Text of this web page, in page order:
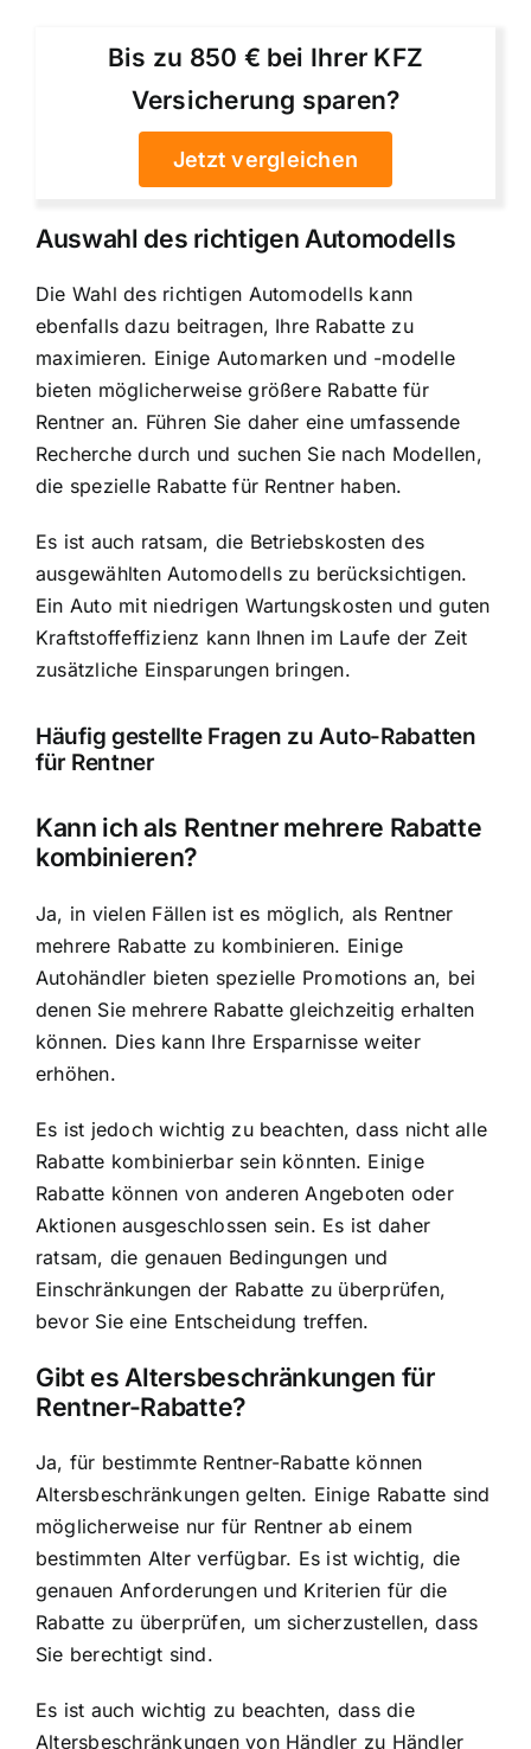
Bis zu 850 € bei Ihrer KFZ
Versicherung sparen?
Jetzt vergleichen
Auswahl des richtigen Automodells
Die Wahl des richtigen Automodells kann
ebenfalls dazu beitragen, Ihre Rabatte zu
maximieren. Einige Automarken und -modelle
bieten möglicherweise größere Rabatte für
Rentner an. Führen Sie daher eine umfassende
Recherche durch und suchen Sie nach Modellen,
die spezielle Rabatte für Rentner haben.
Es ist auch ratsam, die Betriebskosten des
ausgewählten Automodells zu berücksichtigen.
Ein Auto mit niedrigen Wartungskosten und guten
Kraftstoffeffizienz kann Ihnen im Laufe der Zeit
zusätzliche Einsparungen bringen.
Häufig gestellte Fragen zu Auto-Rabatten
für Rentner
Kann ich als Rentner mehrere Rabatte
kombinieren?
Ja, in vielen Fällen ist es möglich, als Rentner
mehrere Rabatte zu kombinieren. Einige
Autohändler bieten spezielle Promotions an, bei
denen Sie mehrere Rabatte gleichzeitig erhalten
können. Dies kann Ihre Ersparnisse weiter
erhöhen.
Es ist jedoch wichtig zu beachten, dass nicht alle
Rabatte kombinierbar sein könnten. Einige
Rabatte können von anderen Angeboten oder
Aktionen ausgeschlossen sein. Es ist daher
ratsam, die genauen Bedingungen und
Einschränkungen der Rabatte zu überprüfen,
bevor Sie eine Entscheidung treffen.
Gibt es Altersbeschränkungen für
Rentner-Rabatte?
Ja, für bestimmte Rentner-Rabatte können
Altersbeschränkungen gelten. Einige Rabatte sind
möglicherweise nur für Rentner ab einem
bestimmten Alter verfügbar. Es ist wichtig, die
genauen Anforderungen und Kriterien für die
Rabatte zu überprüfen, um sicherzustellen, dass
Sie berechtigt sind.
Es ist auch wichtig zu beachten, dass die
Altersbeschränkungen von Händler zu Händler